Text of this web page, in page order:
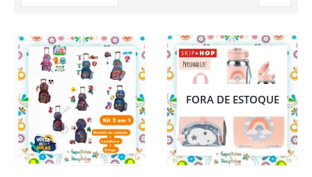
FORA DE ESTOQUE